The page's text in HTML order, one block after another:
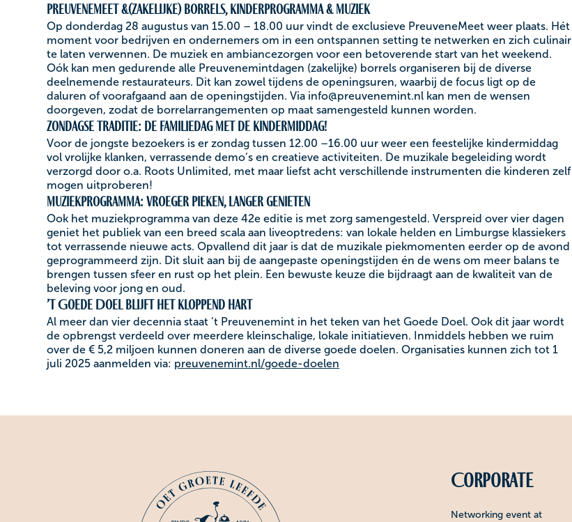
PreuveneMeet &(zakelijke) borrels, kinderprogramma & muziek
Op donderdag 28 augustus van 15.00 – 18.00 uur vindt de exclusieve PreuveneMeet weer plaats. Hét
moment voor bedrijven en ondernemers om in een ontspannen setting te netwerken en zich culinair
te laten verwennen. De muziek en ambiancezorgen voor een betoverende start van het weekend.
Oók kan men gedurende alle Preuvenemintdagen (zakelijke) borrels organiseren bij de diverse
deelnemende restaurateurs. Dit kan zowel tijdens de openingsuren, waarbij de focus ligt op de
daluren of voorafgaand aan de openingstijden. Via info@preuvenemint.nl kan men de wensen
doorgeven, zodat de borrelarrangementen op maat samengesteld kunnen worden.
Zondagse traditie: de familiedag met de kindermiddag!
Voor de jongste bezoekers is er zondag tussen 12.00 –16.00 uur weer een feestelijke kindermiddag
vol vrolijke klanken, verrassende demo’s en creatieve activiteiten. De muzikale begeleiding wordt
verzorgd door o.a. Roots Unlimited, met maar liefst acht verschillende instrumenten die kinderen zelf
mogen uitproberen!
Muziekprogramma: vroeger pieken, langer genieten
Ook het muziekprogramma van deze 42e editie is met zorg samengesteld. Verspreid over vier dagen
geniet het publiek van een breed scala aan liveoptredens: van lokale helden en Limburgse klassiekers
tot verrassende nieuwe acts. Opvallend dit jaar is dat de muzikale piekmomenten eerder op de avond
geprogrammeerd zijn. Dit sluit aan bij de aangepaste openingstijden én de wens om meer balans te
brengen tussen sfeer en rust op het plein. Een bewuste keuze die bijdraagt aan de kwaliteit van de
beleving voor jong en oud.
’t Goede Doel blijft het kloppend hart
Al meer dan vier decennia staat ’t Preuvenemint in het teken van het Goede Doel. Ook dit jaar wordt
de opbrengst verdeeld over meerdere kleinschalige, lokale initiatieven. Inmiddels hebben we ruim
over de € 5,2 miljoen kunnen doneren aan de diverse goede doelen. Organisaties kunnen zich tot 1
juli 2025 aanmelden via: preuvenemint.nl/goede-doelen
Corporate
Networking event at